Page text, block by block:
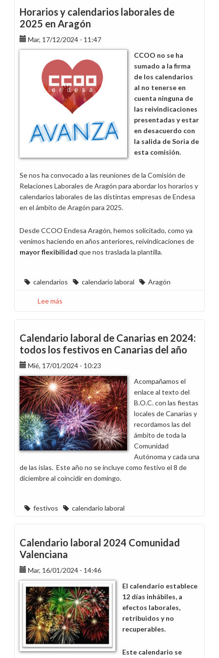
Horarios y calendarios laborales de
2025 en Aragón
Mar, 17/12/2024 - 11:47
CCOO no se ha
sumado a la firma
de los calendarios
al no tenerse en
cuenta ninguna de
las reivindicaciones
presentadas y estar
en desacuerdo con
la salida de Soria de
esta comisión.
Se nos ha convocado a las reuniones de la Comisión de
Relaciones Laborales de Aragón para abordar los horarios y
calendarios laborales de las distintas empresas de Endesa
en el ámbito de Aragón para 2025.
Desde CCOO Endesa Aragón, hemos solicitado, como ya
venimos haciendo en años anteriores, reivindicaciones de
mayor flexibilidad que nos traslada la plantilla.
calendarios calendario laboral Aragón
Lee más
calendarios
laborales
de
2025
en
Aragón
Calendario laboral de Canarias en 2024:
todos los festivos en Canarias del año
Mié, 17/01/2024 - 10:23
Acompañamos el
enlace al texto del
B.O.C. con las fiestas
locales de Canarias y
recordamos las del
ámbito de toda la
Comunidad
Autónoma y cada una
de las islas. Este año no se incluye como festivo el 8 de
diciembre al coincidir en domingo.
festivos calendario laboral
Calendario laboral 2024 Comunidad
Valenciana
Mar, 16/01/2024 - 14:46
El calendario establece
12 días inhábiles, a
efectos laborales,
retribuidos y no
recuperables.
Este calendario se